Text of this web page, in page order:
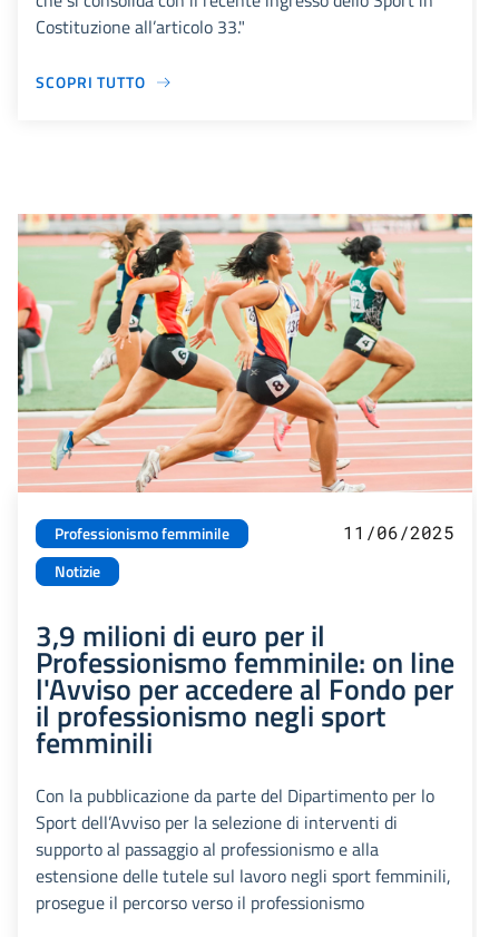
Costituzione all’articolo 33."
SCOPRI TUTTO
Professionismo femminile
Notizie
11/06/2025
3,9 milioni di euro per il
Professionismo femminile: on line
l'Avviso per accedere al Fondo per
il professionismo negli sport
femminili
Con la pubblicazione da parte del Dipartimento per lo
Sport dell’Avviso per la selezione di interventi di
supporto al passaggio al professionismo e alla
estensione delle tutele sul lavoro negli sport femminili,
prosegue il percorso verso il professionismo